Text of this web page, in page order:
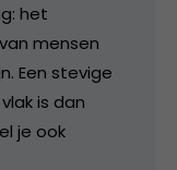
het
mensen
Een stevige
is dan
je ook